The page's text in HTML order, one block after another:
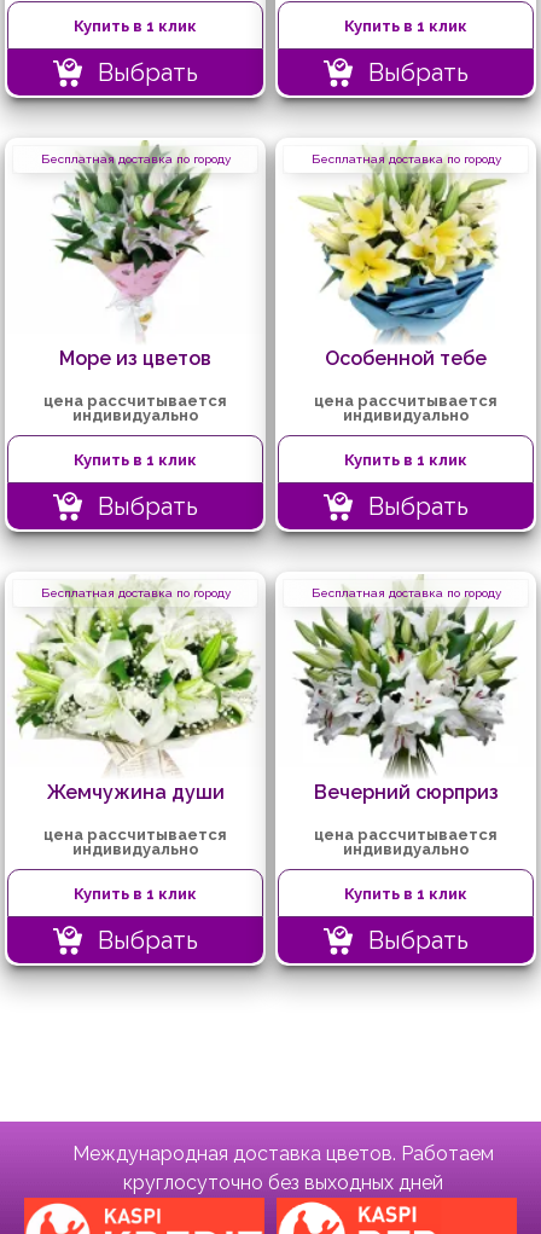
Купить в 1 клик
Выбрать
Купить в 1 клик
Выбрать
Бесплатная доставка по городу
Море из цветов
цена рассчитывается
индивидуально
Купить в 1 клик
Выбрать
Бесплатная доставка по городу
Особенной тебе
цена рассчитывается
индивидуально
Купить в 1 клик
Выбрать
Бесплатная доставка по городу
Жемчужина души
цена рассчитывается
индивидуально
Купить в 1 клик
Выбрать
Бесплатная доставка по городу
Вечерний сюрприз
цена рассчитывается
индивидуально
Купить в 1 клик
Выбрать
Международная доставка цветов. Работаем
круглосуточно без выходных дней